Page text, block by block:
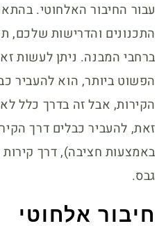
עבור החיבור האלחוטי.
התכנונים והדרישות שלכם,
ברחבי המבנה. ניתן לעשות
הפשוט ביותר, הוא להעביר
הקירות, אבל זה בדרך כלל
זאת, להעביר כבלים דרך
באמצעות חציבה), דרך
גבס.
חיבור אלחוטי